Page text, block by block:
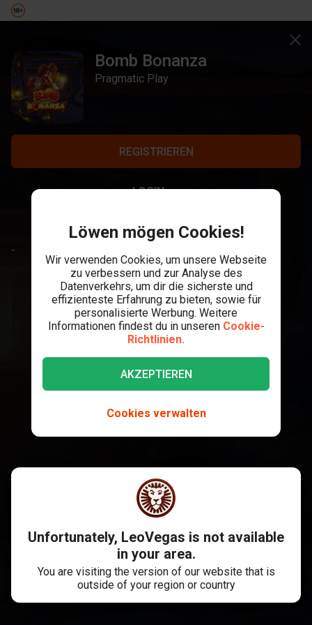
Bomb Bonanza
Pragmatic Play
REGISTRIEREN
LOGIN
-
Löwen mögen Cookies!
Wir verwenden Cookies, um unsere Webseite
zu verbessern und zur Analyse des
Datenverkehrs, um dir die sicherste und
effizienteste Erfahrung zu bieten, sowie für
personalisierte Werbung. Weitere
Informationen findest du in unseren Cookie-
Richtlinien.
AKZEPTIEREN
Cookies verwalten
Unfortunately, LeoVegas is not available
in your area.
You are visiting the version of our website that is
outside of your region or country